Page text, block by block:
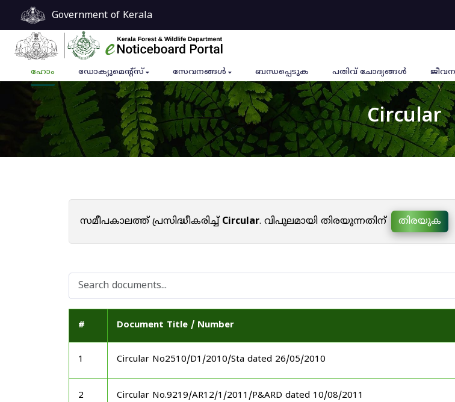
Government of Kerala
ഹോം ഡോക്യുമെൻ്റ്സ് സേവനങ്ങൾ ബന്ധപ്പെടുക പതിവ് ചോദ്യങ്ങൾ
Circular
സമീപകാലത്ത് പ്രസിദ്ധീകരിച്ച്Circular. വിപുലമായി തിരയുന്നതിന് തിരയുക
# Document Title / Number
1 Circular No2510/D1/2010/Sta dated 26/05/2010
2 Circular No.9219/AR12/1/2011/P&ARD dated 10/08/2011